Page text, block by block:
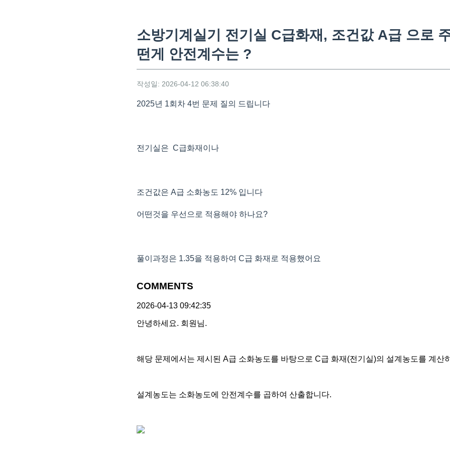
소방기계실기 전기실 C급화재, 조건값 A급 으로
떤게 안전계수는 ?
작성일: 2026-04-12 06:38:40
2025년 1회차 4번 문제 질의 드립니다
전기실은 C급화재이나
조건값은 A급 소화농도 12% 입니다
어떤것을 우선으로 적용해야 하나요?
풀이과정은 1.35을 적용하여 C급 화재로 적용했어요
COMMENTS
2026-04-13 09:42:35
안녕하세요. 회원님.
해당 문제에서는 제시된 A급 소화농도를 바탕으로 C급 화재(전기실)의 설계농도를 계산
설계농도는 소화농도에 안전계수를 곱하여 산출합니다.